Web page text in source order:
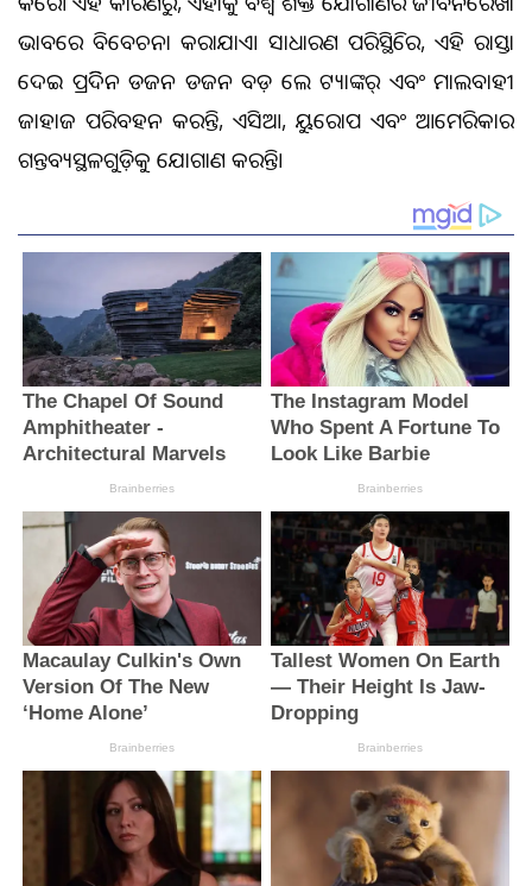
ଭାବରେ ବିବେଚନା କରାଯାଏ। ସାଧାରଣ ପରିସ୍ଥିତିରେ, ଏହି ରାସ୍ତା
ଦେଇ ପ୍ରତିଦିନ ଡଜନ ଡଜନ ବଡ଼ ତେଲ ଟ୍ୟାଙ୍କର୍‌ ଏବଂ ମାଲବାହୀ
ଜାହାଜ ପରିବହନ କରନ୍ତି, ଏସିଆ, ୟୁରୋପ ଏବଂ ଆମେରିକାର
ଗନ୍ତବ୍ୟସ୍ଥଳଗୁଡ଼ିକୁ ଯୋଗାଣ କରନ୍ତି।